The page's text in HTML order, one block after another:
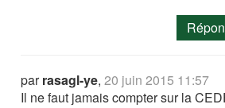
parrasagl-ye,20 juin 2015 11:57
Il ne faut jamais compter sur la